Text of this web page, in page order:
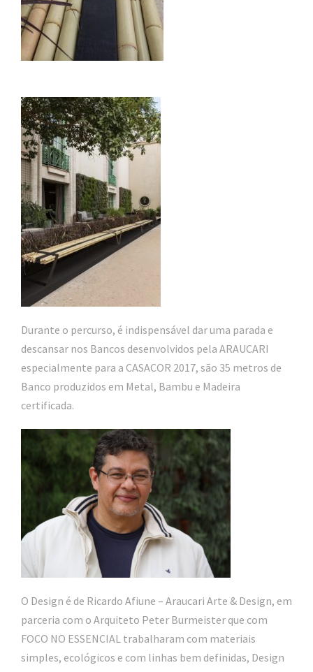
Durante o percurso, é indispensável dar uma parada e
descansar nos Bancos desenvolvidos pela ARAUCARI
especialmente para a CASACOR 2017, são 35 metros de
Banco produzidos em Metal, Bambu e Madeira
certificada.
O Design é de Ricardo Afiune – Araucari Arte & Design, em
parceria com o Arquiteto Peter Burmeister que com
FOCO NO ESSENCIAL trabalharam com materiais
simples, ecológicos e com linhas bem definidas, Design